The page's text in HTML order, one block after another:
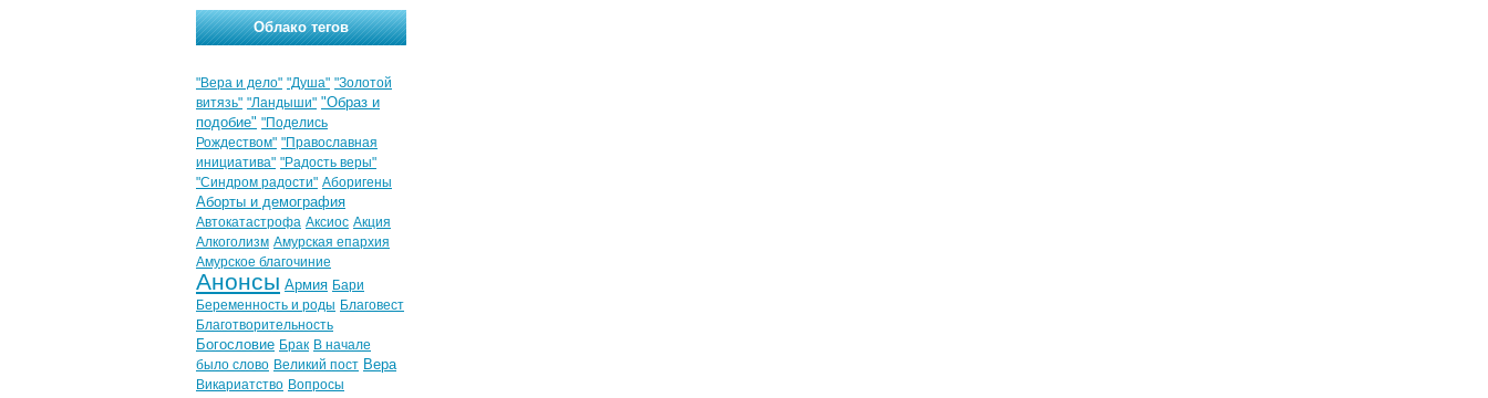
Облако тегов
"Вера и дело" "Душа" "Золотой
витязь" "Ландыши" "Образ и
подобие" "Поделись
Рождеством" "Православная
инициатива" "Радость веры"
"Синдром радости" Аборигены
Аборты и демография
Автокатастрофа Аксиос Акция
Алкоголизм Амурская епархия
Амурское благочиние
Анонсы Армия Бари
Беременность и роды Благовест
Благотворительность
Богословие Брак В начале
было слово Великий пост Вера
Викариатство Вопросы